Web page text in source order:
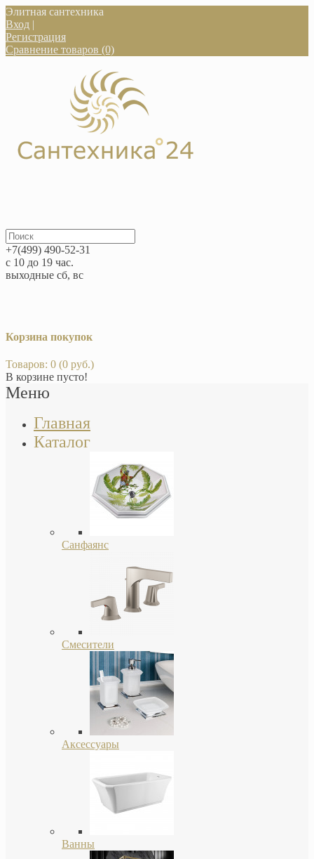
Элитная сантехника
Вход |
Регистрация
Сравнение товаров (0)
+7(499) 490-52-31
с 10 до 19 час.
выходные сб, вс
Корзина покупок
Товаров: 0 (0 руб.)
В корзине пусто!
Меню
Главная
Каталог
Санфаянс
Смесители
Аксессуары
Ванны